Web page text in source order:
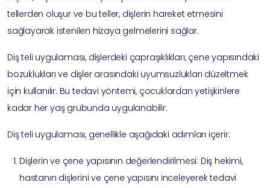
tellerden oluşur ve bu teller, dişlerin hareket etmesini
sağlayarak istenilen hizaya gelmelerini sağlar.
Diş teli uygulaması, dişlerdeki çapraşıklıkları, çene yapısındaki
bozuklukları ve dişler arasındaki uyumsuzlukları düzeltmek
için kullanılır. Bu tedavi yöntemi, çocuklardan yetişkinlere
kadar her yaş grubunda uygulanabilir.
Diş teli uygulaması, genellikle aşağıdaki adımları içerir:
Dişlerin ve çene yapısının değerlendirilmesi: Diş hekimi,
hastanın dişlerini ve çene yapısını inceleyerek tedavi